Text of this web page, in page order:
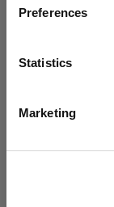
Preferences
Statistics
Marketing
Bulgaria
言語
Profoto